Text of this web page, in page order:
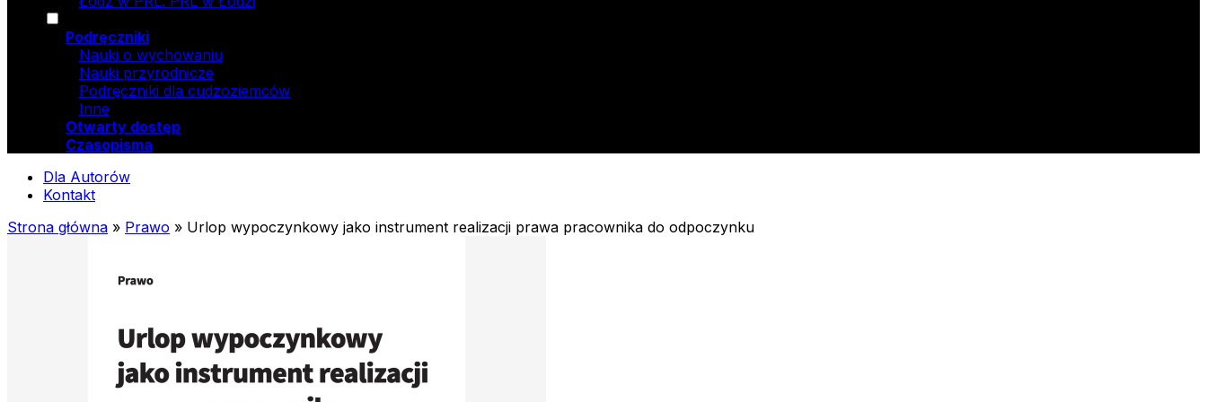
Podręczniki
Nauki o wychowaniu
Nauki przyrodnicze
Podręczniki dla cudzoziemców
Inne
Otwarty dostęp
Czasopisma
Dla Autorów
Kontakt
Strona główna » Prawo » Urlop wypoczynkowy jako instrument realizacji prawa pracownika do odpoczynku